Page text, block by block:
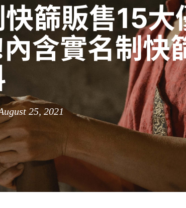
篩販售15大
含實名制快
25, 2021